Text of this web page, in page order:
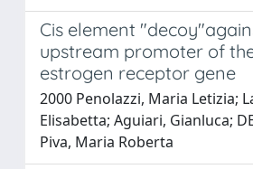
Cis element
upstream promoter of
estrogen receptor gene
2000 Penolazzi, Maria Letizia;
Elisabetta; Aguiari, Gianluca;
Piva, Maria Roberta